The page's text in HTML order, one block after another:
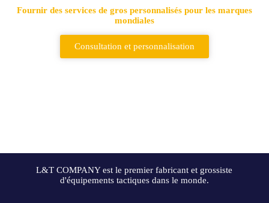
Fournir des services de gros personnalisés pour les marques
mondiales
Consultation et personnalisation
L&T COMPANY est le premier fabricant et grossiste
d'équipements tactiques dans le monde.